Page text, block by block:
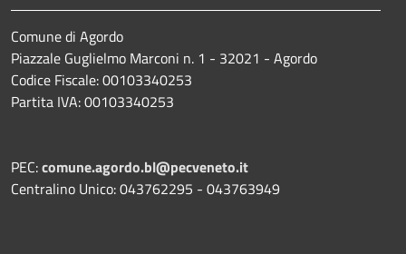
Comune di Agordo
Piazzale Guglielmo Marconi n. 1 - 32021 - Agordo
Codice Fiscale: 00103340253
Partita IVA: 00103340253
PEC:comune.agordo.bl@pecveneto.it
Centralino Unico: 043762295 - 043763949